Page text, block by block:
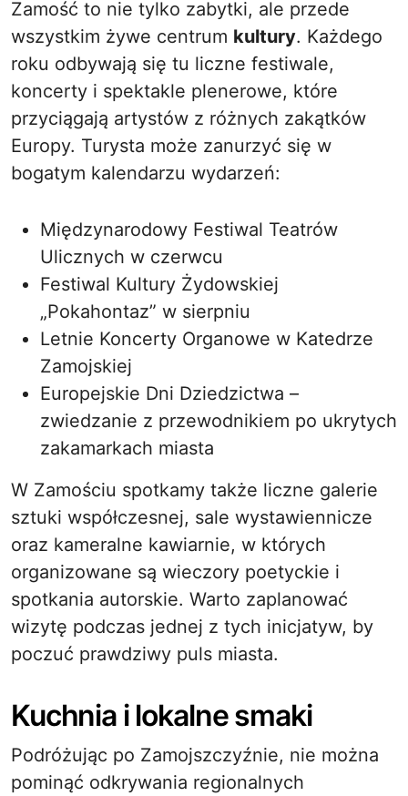
Zamość to nie tylko zabytki, ale przede
wszystkim żywe centrum kultury. Każdego
roku odbywają się tu liczne festiwale,
koncerty i spektakle plenerowe, które
przyciągają artystów z różnych zakątków
Europy. Turysta może zanurzyć się w
bogatym kalendarzu wydarzeń:
Międzynarodowy Festiwal Teatrów
Ulicznych w czerwcu
Festiwal Kultury Żydowskiej
„Pokahontaz” w sierpniu
Letnie Koncerty Organowe w Katedrze
Zamojskiej
Europejskie Dni Dziedzictwa –
zwiedzanie z przewodnikiem po ukrytych
zakamarkach miasta
W Zamościu spotkamy także liczne galerie
sztuki współczesnej, sale wystawiennicze
oraz kameralne kawiarnie, w których
organizowane są wieczory poetyckie i
spotkania autorskie. Warto zaplanować
wizytę podczas jednej z tych inicjatyw, by
poczuć prawdziwy puls miasta.
Kuchnia i lokalne smaki
Podróżując po Zamojszczyźnie, nie można
pominąć odkrywania regionalnych